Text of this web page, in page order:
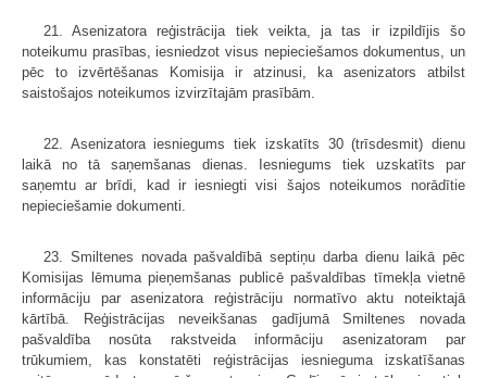
21. Asenizatora reģistrācija tiek veikta, ja tas ir izpildījis šo
noteikumu prasības, iesniedzot visus nepieciešamos dokumentus, un
pēc to izvērtēšanas Komisija ir atzinusi, ka asenizators atbilst
saistošajos noteikumos izvirzītajām prasībām.
22. Asenizatora iesniegums tiek izskatīts 30 (trīsdesmit) dienu
laikā no tā saņemšanas dienas. Iesniegums tiek uzskatīts par
saņemtu ar brīdi, kad ir iesniegti visi šajos noteikumos norādītie
nepieciešamie dokumenti.
23. Smiltenes novada pašvaldībā septiņu darba dienu laikā pēc
Komisijas lēmuma pieņemšanas publicē pašvaldības tīmekļa vietnē
informāciju par asenizatora reģistrāciju normatīvo aktu noteiktajā
kārtībā. Reģistrācijas neveikšanas gadījumā Smiltenes novada
pašvaldība nosūta rakstveida informāciju asenizatoram par
trūkumiem, kas konstatēti reģistrācijas iesnieguma izskatīšanas